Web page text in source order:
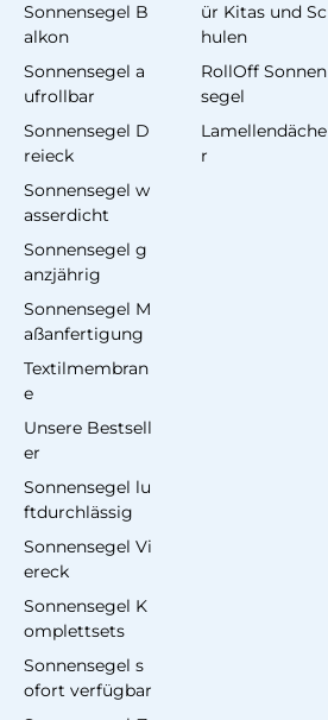
Sonnensegel B
alkon
Sonnensegel a
ufrollbar
Sonnensegel D
reieck
Sonnensegel w
asserdicht
Sonnensegel g
anzjährig
Sonnensegel M
aßanfertigung
Textilmembran
e
Unsere Bestsell
er
Sonnensegel lu
ftdurchlässig
Sonnensegel Vi
ereck
Sonnensegel K
omplettsets
Sonnensegel s
ofort verfügbar
ür Kitas und Sc
hulen
RollOff Sonnen
segel
Lamellendäche
r